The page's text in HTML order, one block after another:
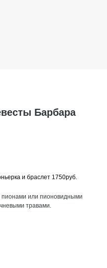
Барбара
и браслет 1750руб.
или пионовидными
травами.